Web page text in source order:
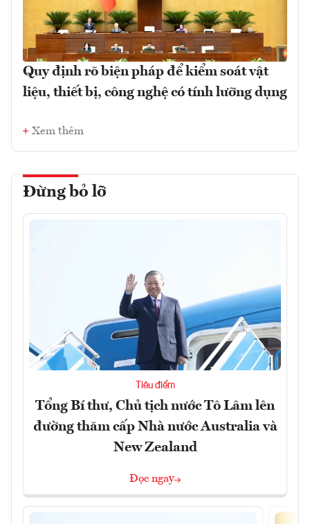
Quy định rõ biện pháp để kiểm soát vật
liệu, thiết bị, công nghệ có tính lưỡng dụng
Xem thêm
Đừng bỏ lỡ
Tiêu điểm
Tổng Bí thư, Chủ tịch nước Tô Lâm lên
đường thăm cấp Nhà nước Australia và
New Zealand
Đọc ngay